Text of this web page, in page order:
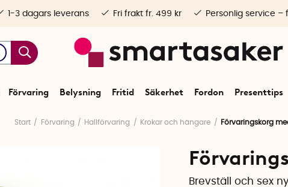
Förvaring Belysning Fritid Säkerhet Fordon Presenttips
1-3 dagars leverans Fri frakt fr. 499 kr Personlig service
Start Förvaring Hallförvaring Krokar och hängare Förvaringskorg
Brevställ och sex